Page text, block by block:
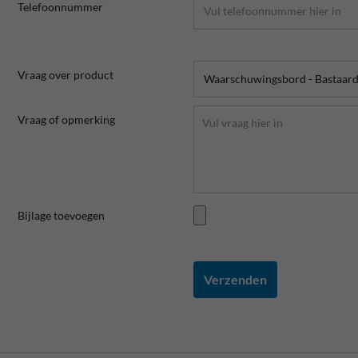
Telefoonnummer
Vraag over product
Vraag of opmerking
Bijlage toevoegen
Verzenden